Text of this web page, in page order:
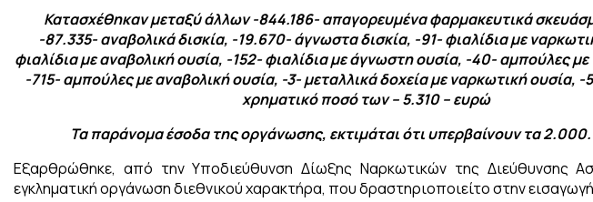
Κατασχέθηκαν μεταξύ άλλων -844.186- απαγορευμένα φαρμακευτικά
-87.335- αναβολικά δισκία, -19.670- άγνωστα δισκία, -91- φιαλίδια με
φιαλίδια με αναβολική ουσία, -152- φιαλίδια με άγνωστη ουσία, -40- αμπούλες
-715- αμπούλες με αναβολική ουσία, -3- μεταλλικά δοχεία με ναρκωτική ουσία, -
χρηματικό ποσό των – 5.310 – ευρώ
Τα παράνομα έσοδα της οργάνωσης, εκτιμάται ότι υπερβαίνουν τα
Εξαρθρώθηκε, από την Υποδιεύθυνση Δίωξης Ναρκωτικών της Διεύθυνσης
εγκληματική οργάνωση διεθνικού χαρακτήρα, που δραστηριοποιείτο στην